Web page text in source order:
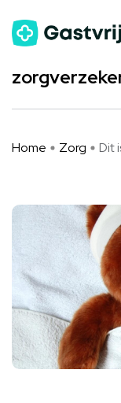
Zorg
Dit is goed
Home Zorg Dit